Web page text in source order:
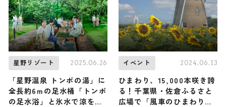
星野リゾート 2025.06.26
「星野温泉 トンボの湯」に
全長約6mの足水桶「トンボ
の足水浴」と氷水で涼を感
イベント 2024.06.13
ひまわり、15,000本咲き誇
る！千葉県・佐倉ふるさと
広場で「風車のひまわりガ